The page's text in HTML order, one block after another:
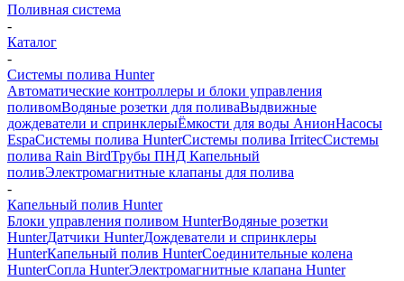
Поливная система
-
Каталог
-
Системы полива Hunter
Автоматические контроллеры и блоки управления
поливомВодяные розетки для поливаВыдвижные
дождеватели и спринклерыЁмкости для воды АнионНасосы
EspaСистемы полива HunterСистемы полива IrritecСистемы
полива Rain BirdТрубы ПНД Капельный
поливЭлектромагнитные клапаны для полива
-
Капельный полив Hunter
Блоки управления поливом HunterВодяные розетки
HunterДатчики HunterДождеватели и спринклеры
HunterКапельный полив HunterСоединительные колена
HunterСопла HunterЭлектромагнитные клапана Hunter